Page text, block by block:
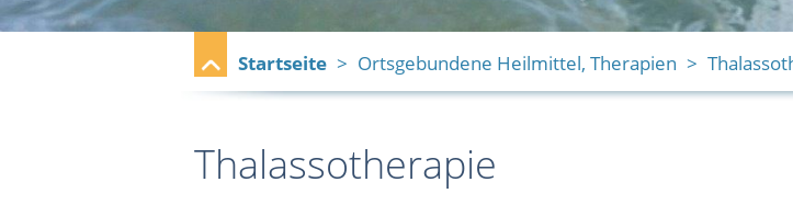
Startseite Ortsgebundene Heilmittel, Therapien
Thalassotherapie